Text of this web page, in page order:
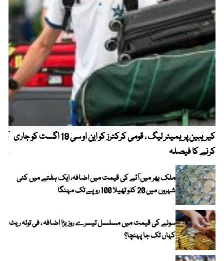
کیریبین پریمیئر لیگ ، قومی کرکٹرز کو این او سی 19 اگست کو جاری
کرنے کا فیصلہ
ملک بھر میں آٹے کی قیمت میں اضافہ، ایک ہفتے میں کئی
شہروں میں 20 کلو تھیلا 100 روپے تک مہنگا
سونے کی قیمت میں مسلسل تیسرے روز بڑا اضافہ ، فی تولہ ریٹ
کہاں تک جا پہنچا؟